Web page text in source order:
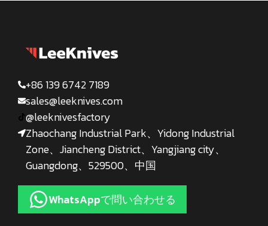
+86 139 6742 7189
sales@leeknives.com
@leeknivesfactory
Zhaochang Industrial Park、Yidong Industrial
Zone、Jiancheng District、Yangjiang city、
Guangdong、529500、中国
WhatsAppで問い合わせる